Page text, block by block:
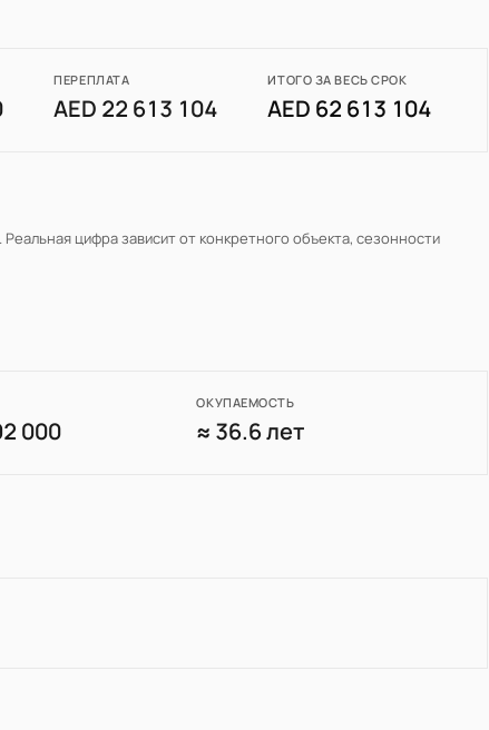
ПЕРЕПЛАТА
AED 22 613 104
ИТОГО ЗА ВЕСЬ СРОК
AED 62 613 104
. Реальная цифра зависит от конкретного объекта, сезонности
000
ОКУПАЕМОСТЬ
≈ 36.6 лет